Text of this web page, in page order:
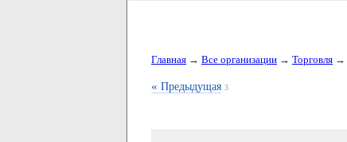
Главная → Все организации → Торговля →
« Предыдущая 3